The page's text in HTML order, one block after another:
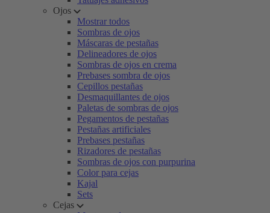
Ojos
Mostrar todos
Sombras de ojos
Máscaras de pestañas
Delineadores de ojos
Sombras de ojos en crema
Prebases sombra de ojos
Cepillos pestañas
Desmaquillantes de ojos
Paletas de sombras de ojos
Pegamentos de pestañas
Pestañas artificiales
Prebases pestañas
Rizadores de pestañas
Sombras de ojos con purpurina
Color para cejas
Kajal
Sets
Cejas